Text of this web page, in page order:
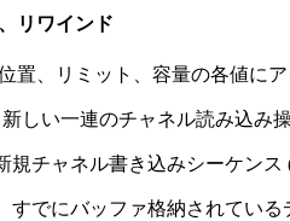
リワインド
置、リミット、容量の各値に
しい一連のチャネル読み込み
規チャネル書き込みシーケン
すでにバッファ格納されてい